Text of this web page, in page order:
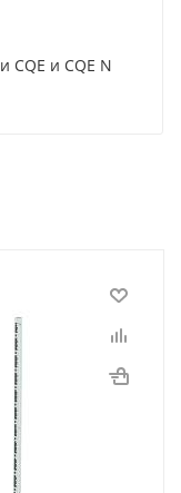
CQE и CQE N